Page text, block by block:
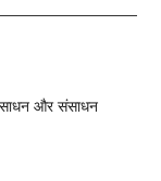
साधन और संसाधन